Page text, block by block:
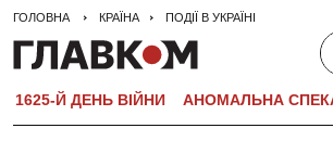
ГОЛОВНА КРАЇНА ПОДІЇ В УКРАЇНІ
1625-Й ДЕНЬ ВІЙНИ АНОМАЛЬНА